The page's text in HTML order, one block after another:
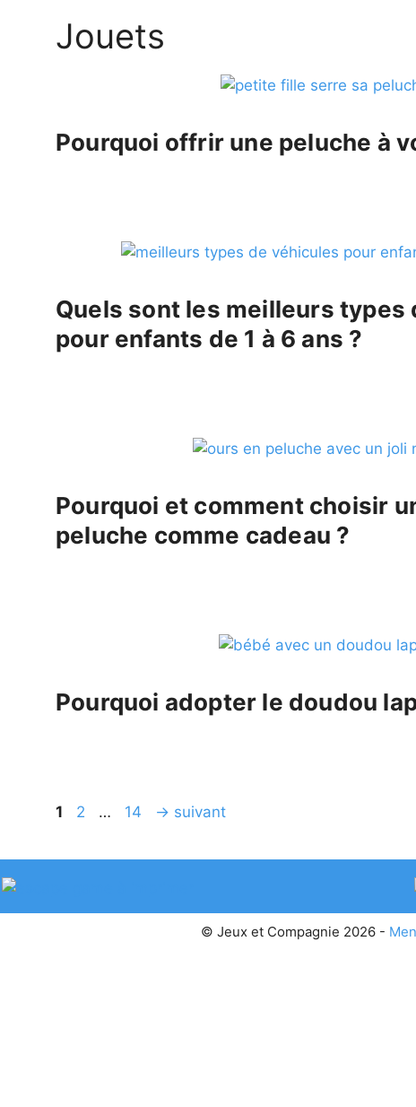
Jouets
Pourquoi offrir une peluche à
Quels sont les meilleurs types
pour enfants de 1 à 6 ans ?
Pourquoi et comment choisir
peluche comme cadeau ?
Pourquoi adopter le doudou
Page
1 Page
2 … Page
14 → suivant
© Jeux et Compagnie 2026 -